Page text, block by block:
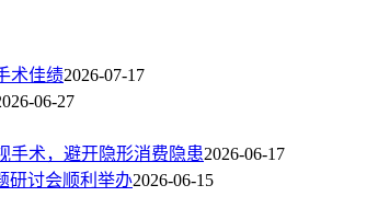
术佳绩2026-07-17
06-27
手术，避开隐形消费隐患2026-06-17
研讨会顺利举办2026-06-15